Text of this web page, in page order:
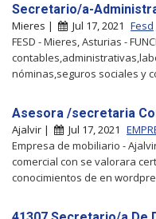
Secretario/a-
Mieres | Jul 17, 2021 Fesd
FESD - Mieres, Asturias -
nóminas,seguros sociales y
Asesora /secretaria
Ajalvir | Jul 17, 2021
Empresa de mobiliario -
comercial con se valorara
conocimientos de en